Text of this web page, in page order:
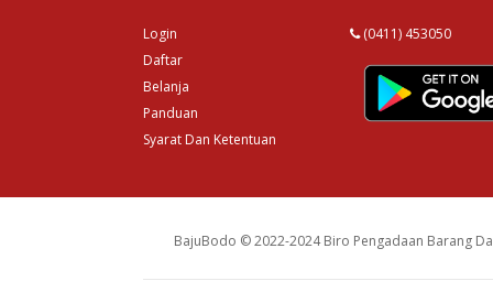
Login
Daftar
Belanja
Panduan
Syarat Dan Ketentuan
(0411) 453050
BajuBodo © 2022-2024 Biro Pengadaan Barang